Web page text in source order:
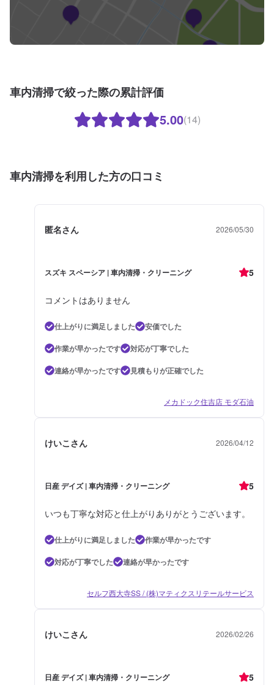
車内清掃で絞った際の累計評価
5.00(14)
車内清掃を利用した方の口コミ
匿名さん 2026/05/30
スズキ スペーシア | 車内清掃・クリーニング 5
コメントはありません
仕上がりに満足しました
安価でした
作業が早かったです
対応が丁寧でした
連絡が早かったです
見積もりが正確でした
メカドック住吉店 モダ石油
けいこさん 2026/04/12
日産 デイズ | 車内清掃・クリーニング 5
いつも丁寧な対応と仕上がりありがとうございます。
仕上がりに満足しました
作業が早かったです
対応が丁寧でした
連絡が早かったです
セルフ西大寺SS / (株)マティクスリテールサービス
けいこさん 2026/02/26
日産 デイズ | 車内清掃・クリーニング 5